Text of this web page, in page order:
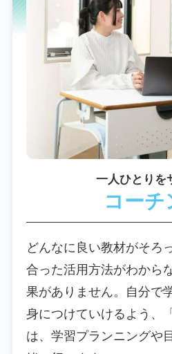
一人ひとりを
コーチ
どんなに良い教材がそろ
合った活用方法がわから
果がありません。自分で
身につけていけるよう、
は、学習プランニングや